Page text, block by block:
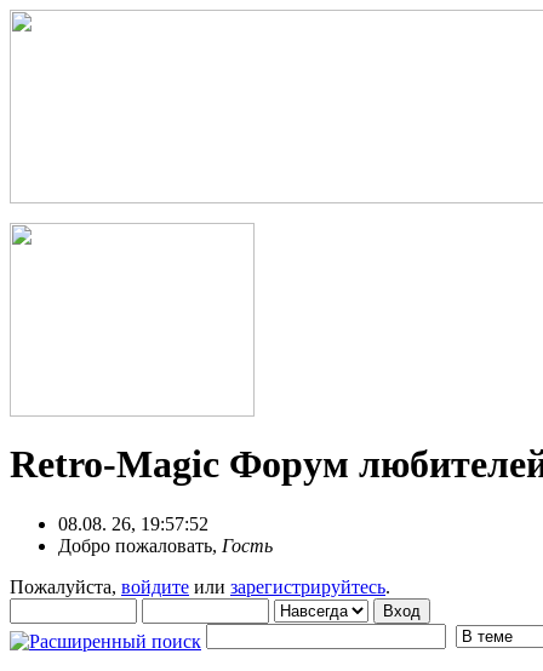
Retro-Magic Форум
08.08. 26, 19:57:52
Добро пожаловать, Гость
Пожалуйста, войдите или зарегистрируйтесь.